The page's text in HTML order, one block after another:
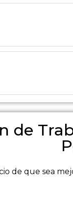
de
de que sea